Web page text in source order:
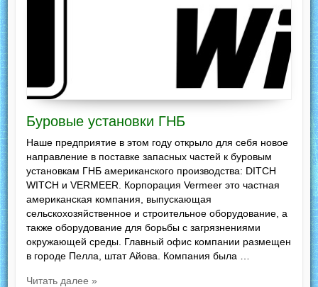
Буровые установки ГНБ
Наше предприятие в этом году открыло для себя новое
направление в поставке запасных частей к буровым
установкам ГНБ американского производства: DITCH
WITCH и VERMEER. Корпорация Vermeer это частная
американская компания, выпускающая
сельскохозяйственное и строительное оборудование, а
также оборудование для борьбы с загрязнениями
окружающей среды. Главный офис компании размещен
в городе Пелла, штат Айова. Компания была …
Читать далее »